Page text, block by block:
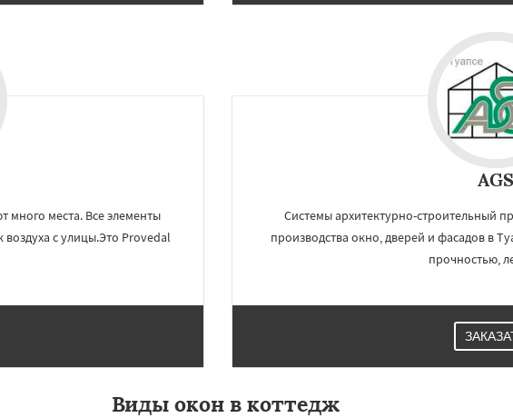
много места. Все элементы
с улицы.Это Provedal
AGS
Системы архитектурно-строительный
производства окно, дверей и фасадов в
прочностью,
Виды окон в коттедж